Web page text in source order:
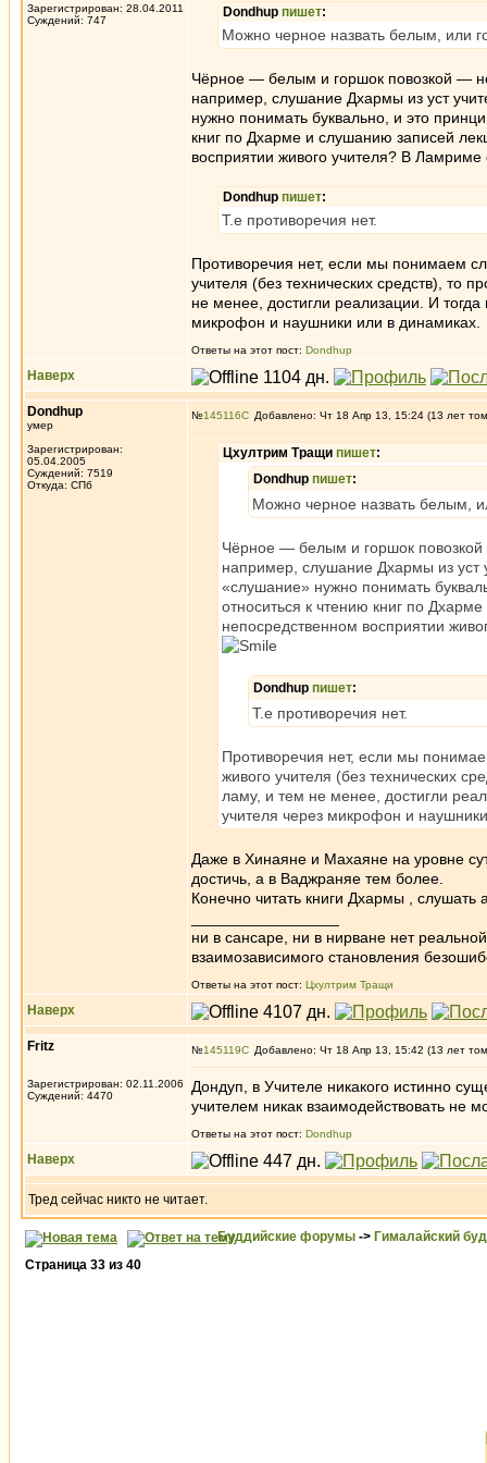
Зарегистрирован: 28.04.2011
Суждений: 747
Dondhup пишет:
Можно черное назвать белым, или
Чёрное — белым и горшок повозкой —
например, слушание Дхармы из уст
нужно понимать буквально, и это
книг по Дхарме и слушанию записей
восприятии живого учителя? В Ламриме
Dondhup пишет:
Т.е противоречия нет.
Противоречия нет, если мы понимаем
учителя (без технических средств), то
не менее, достигли реализации. И
микрофон и наушники или в динамиках.
Ответы на этот пост: Dondhup
Наверх
Dondhup
умер
Зарегистрирован:
05.04.2005
Суждений: 7519
Откуда: СПб
№145116 Добавлено: Чт 18 Апр 13, 15:24 (13 лет
Цхултрим Тращи пишет:
Dondhup пишет:
Можно черное назвать белым,
Чёрное — белым и горшок повозкой
например, слушание Дхармы из
«слушание» нужно понимать
относиться к чтению книг по
непосредственном восприятии
Dondhup пишет:
Т.е противоречия нет.
Противоречия нет, если мы
живого учителя (без технических
ламу, и тем не менее, достигли
учителя через микрофон и
Даже в Хинаяне и Махаяне на уровне
достичь, а в Ваджраняе тем более.
Конечно читать книги Дхармы , слушать
ни в сансаре, ни в нирване нет
взаимозависимого становления
Ответы на этот пост: Цхултрим Тращи
Наверх
Fritz
Зарегистрирован: 02.11.2006
Суждений: 4470
№145119 Добавлено: Чт 18 Апр 13, 15:42 (13 лет
Дондуп, в Учителе никакого истинно
учителем никак взаимодействовать не
Ответы на этот пост: Dondhup
Наверх
Тред сейчас никто не читает.
Буддийские форумы -> Гималайский
Страница 33 из 40